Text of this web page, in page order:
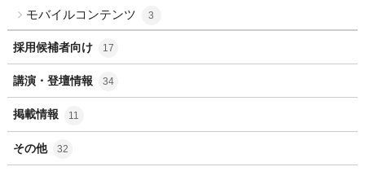
モバイルコンテンツ 3
採用候補者向け 17
講演・登壇情報 34
掲載情報 11
その他 32